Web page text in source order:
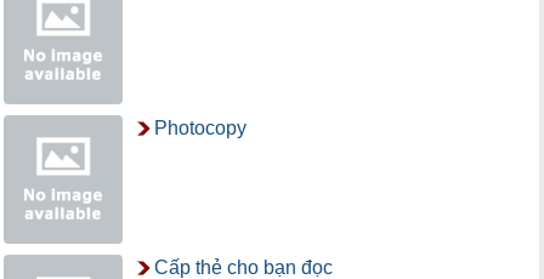
Photocopy
Cấp thẻ cho bạn đọc